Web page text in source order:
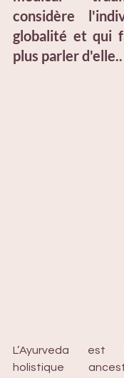
considère
globalité et qui
plus parler d'elle..
L’Ayurveda est
holistique